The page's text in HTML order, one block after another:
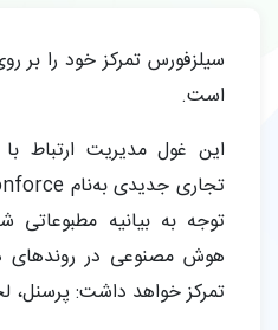
سیلزفورس تمرکز خود را بر
است.
این غول مدیریت ارتباط
توجه به بیانیه مطبوعاتی
هوش مصنوعی در روندهای
تمرکز خواهد داشت: